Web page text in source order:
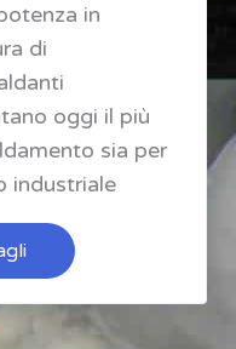
in
di
oggi il più
sia per
industriale